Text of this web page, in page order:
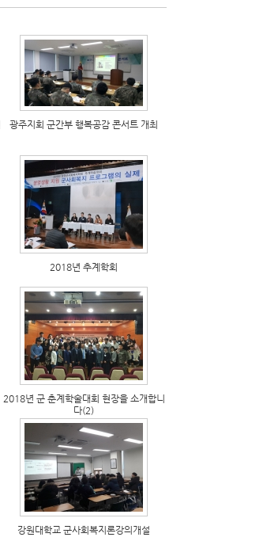
광주지회 군간부 행복공감 콘서트 개최
2018년 추계학회
2018년 군 춘계학술대회 현장을 소개합니
다(2)
강원대학교 군사회복지론강의개설